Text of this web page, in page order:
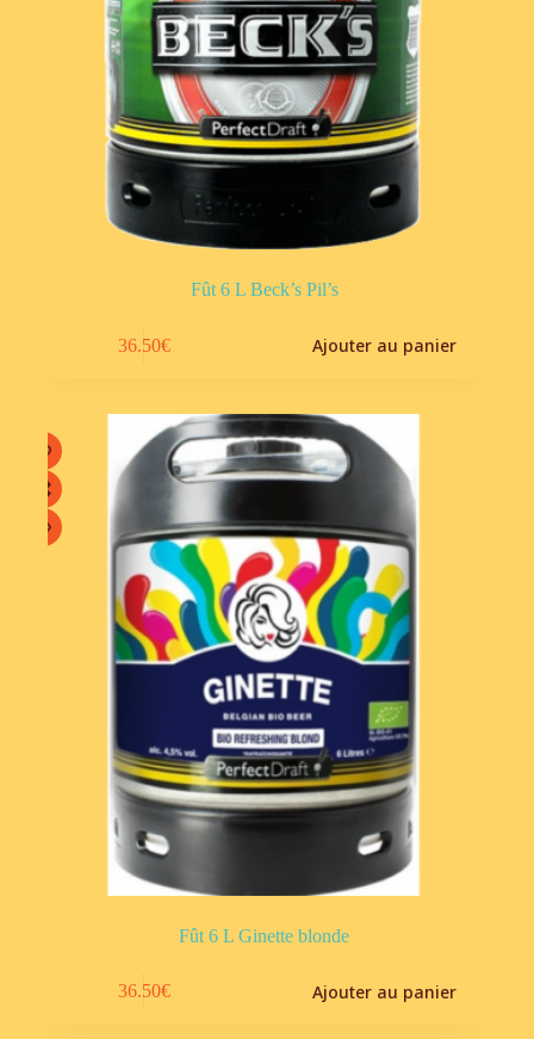
Fût 6 L Beck’s Pil’s
36.50€ Ajouter au panier
Fût 6 L Ginette blonde
36.50€ Ajouter au panier